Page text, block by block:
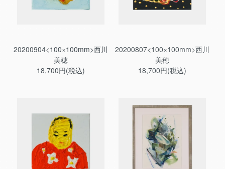
20200904<100×100mm>西川
美穂
18,700円(税込)
20200807<100×100mm>西川
美穂
18,700円(税込)